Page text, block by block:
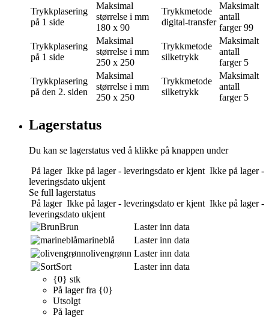
Trykkplasering
på 1 side
Maksimal
størrelse i mm
180 x 90
Trykkmetode
digital-transfer
Maksimalt
antall
farger 99
Trykkplasering
på 1 side
Maksimal
størrelse i mm
250 x 250
Trykkmetode
silketrykk
Maksimalt
antall
farger 5
Trykkplasering
på den 2. siden
Maksimal
størrelse i mm
250 x 250
Trykkmetode
silketrykk
Maksimalt
antall
farger 5
Lagerstatus
Du kan se lagerstatus ved å klikke på knappen under
På lager Ikke på lager - leveringsdato er kjent Ikke på lager -
leveringsdato ukjent
Se full lagerstatus
På lager Ikke på lager - leveringsdato er kjent Ikke på lager -
leveringsdato ukjent
Brun
Laster inn data
marineblå
Laster inn data
olivengrønn Laster inn data
Sort
Laster inn data
{0} stk
På lager fra {0}
Utsolgt
På lager